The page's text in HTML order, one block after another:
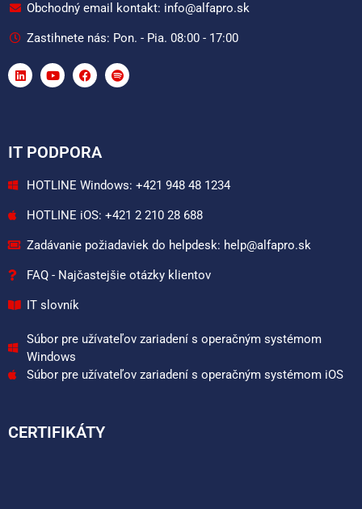
Obchodný email kontakt: info@alfapro.sk
Zastihnete nás: Pon. - Pia. 08:00 - 17:00
IT PODPORA
HOTLINE Windows: +421 948 48 1234
HOTLINE iOS: +421 2 210 28 688
Zadávanie požiadaviek do helpdesk: help@alfapro.sk
FAQ - Najčastejšie otázky klientov
IT slovník
Súbor pre užívateľov zariadení s operačným systémom
Windows
Súbor pre užívateľov zariadení s operačným systémom iOS
CERTIFIKÁTY